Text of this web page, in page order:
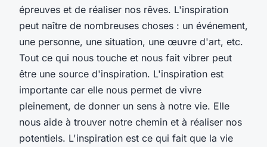
épreuves et de réaliser nos rêves. L'inspiration
peut naître de nombreuses choses : un événement,
une personne, une situation, une œuvre d'art, etc.
Tout ce qui nous touche et nous fait vibrer peut
être une source d'inspiration. L'inspiration est
importante car elle nous permet de vivre
pleinement, de donner un sens à notre vie. Elle
nous aide à trouver notre chemin et à réaliser nos
potentiels. L'inspiration est ce qui fait que la vie